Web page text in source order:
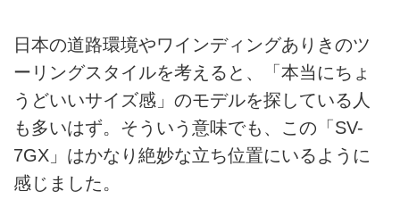
日本の道路環境やワインディングありきのツ
ーリングスタイルを考えると、「本当にちょ
うどいいサイズ感」のモデルを探している人
も多いはず。そういう意味でも、この「SV-
7GX」はかなり絶妙な立ち位置にいるように
感じました。